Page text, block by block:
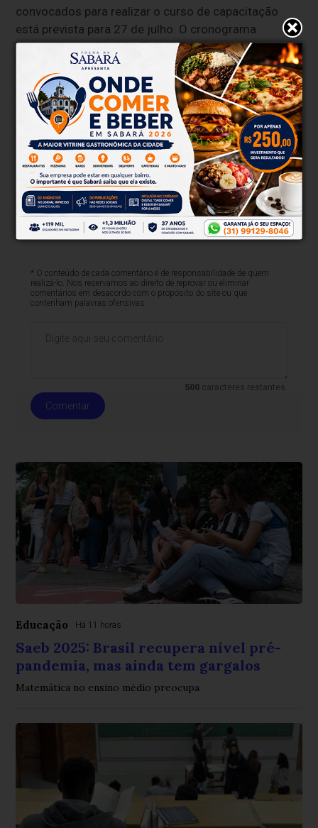
convocados para realizar o curso de capacitação
está prevista para 27 de julho. O cronograma
completo está disponível noedital.
Os certificadores com inscrição confirmada poderão
realizar o curso de capacitação, promovido pelo Inep
na modalidade a distância, por meio de plataforma
virtual, conforme o número de vagas disponíveis.
Clique aqui e faça parte do nosso grupo no
WhatsApp
* O conteúdo de cada comentário é de responsabilidade de quem
realizá-lo. Nos reservamos ao direito de reprovar ou eliminar
comentários em desacordo com o propósito do site ou que
contenham palavras ofensivas.
500 caracteres restantes.
Comentar
Educação Há 11 horas
Saeb 2025: Brasil recupera nível pré-
pandemia, mas ainda tem gargalos
Matemática no ensino médio preocupa